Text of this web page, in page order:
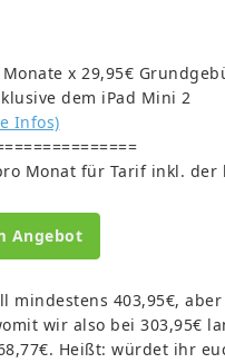
x 29,95€
dem iPad Mini 2
Infos)
Monat für Tarif inkl. der
Angebot
mindestens 403,95€,
wir also bei 303,95€
Heißt: würdet ihr